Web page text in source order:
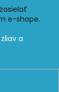
e-shope.